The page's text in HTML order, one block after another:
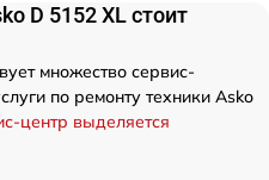
D 5152 XL стоит
множество сервис-
по ремонту техники Asko
центр выделяется